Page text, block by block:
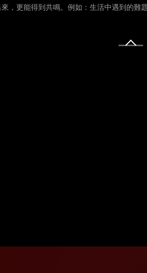
，更能得到共鳴。例如：生活中遇到的